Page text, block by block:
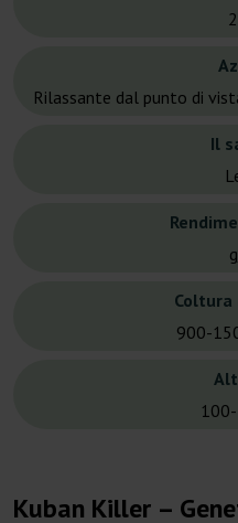
Rilassante dal punto di
Il
900-
Kuban Killer –